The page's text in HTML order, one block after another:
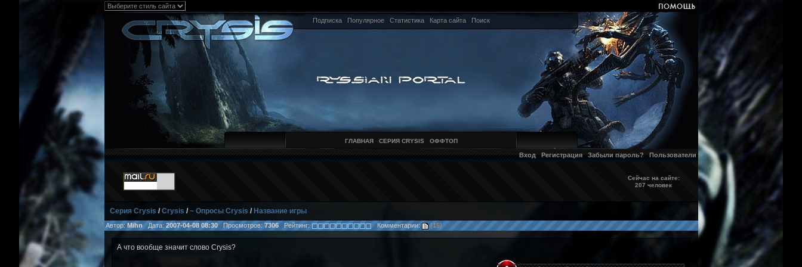
Подписка Популярное Статистика Карта сайта Поиск
ГЛАВНАЯ СЕРИЯ CRYSIS ОФФТОП
Вход Регистрация Забыли пароль? Пользователи
Сейчас на сайте:
207 человек
Серия Crysis /Crysis /~ Опросы Crysis / Название игры
Автор: MihnДата:2007-04-08 08:30Просмотров:7306Рейтинг: Комментарии: (15)
А что вообще значит слово Crysis?